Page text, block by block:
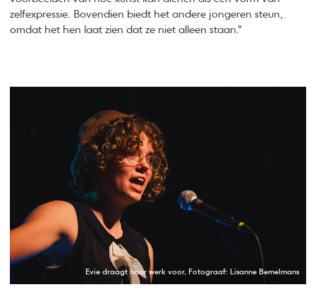
zelfexpressie. Bovendien biedt het andere jongeren steun,
omdat het hen laat zien dat ze niet alleen staan.”
Evie draagt haar werk voor, Fotograaf: Lisanne Bemelmans